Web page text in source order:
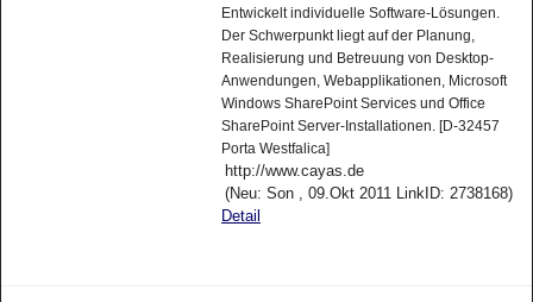
Entwickelt individuelle Software-Lösungen.
Der Schwerpunkt liegt auf der Planung,
Realisierung und Betreuung von Desktop-
Anwendungen, Webapplikationen, Microsoft
Windows SharePoint Services und Office
SharePoint Server-Installationen. [D-32457
Porta Westfalica]
http://www.cayas.de
(Neu: Son , 09.Okt 2011 LinkID: 2738168)
Detail